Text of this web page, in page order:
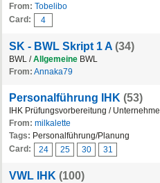
From: Tobelibo
Card:
4
SK - BWL Skript 1 A (34)
BWL /Allgemeine BWL
From: Annaka79
Personalführung IHK (53)
IHK Prüfungsvorbereitung /
From: milkalette
Tags: Personalführung/Planung
Card:
24 25 30 31
VWL IHK (100)